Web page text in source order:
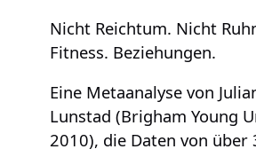
Nicht Reichtum. Nicht
Fitness. Beziehungen.
Eine Metaanalyse von
Lunstad (Brigham Young
2010), die Daten von über